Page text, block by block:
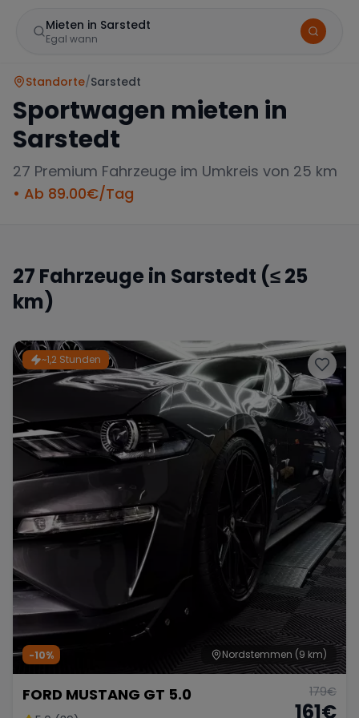
Mieten in Sarstedt
Egal wann
Porsche Lamborghini Ferrari
McLaren Ford Jaguar
Dodge
Rolls Royce Aston Martin
Bugatti Lotus Maserati
Zeitraum wählen
Standorte/Sarstedt
Sportwagen mieten in
Sarstedt
27 Premium Fahrzeuge im Umkreis von 25 km
• Ab 89.00€/Tag
27 Fahrzeuge in Sarstedt (≤ 25
km)
~1,2 Stunden
Nordstemmen (9 km)
-10%
FORD MUSTANG GT 5.0 179€
161€